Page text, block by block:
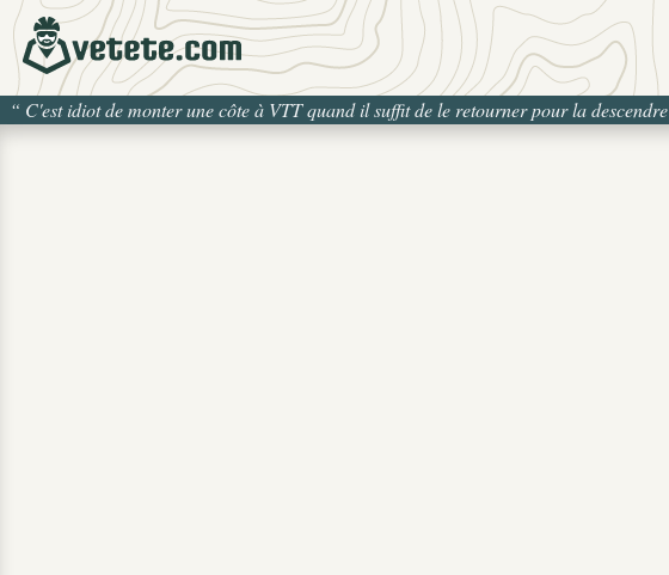
“ C'est idiot de monter une côte à VTT quand il suffit de le retourner pour la descendre